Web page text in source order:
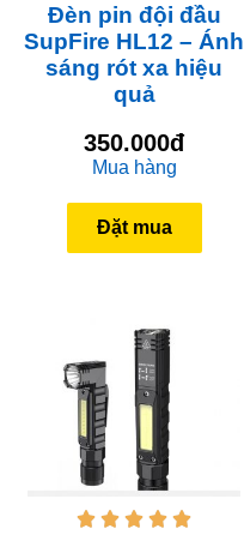
Đèn pin đội đầu
SupFire HL12 – Ánh
sáng rót xa hiệu
quả
350.000đ
Mua hàng
Đặt mua
    